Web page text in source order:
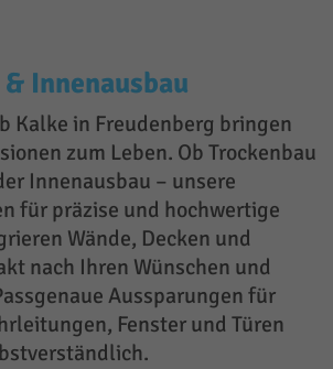
Innenausbau
Kalke in Freudenberg bringen
zum Leben. Ob Trockenbau
Innenausbau – unsere
für präzise und hochwertige
Wände, Decken und
nach Ihren Wünschen und
Aussparungen für
Fenster und Türen